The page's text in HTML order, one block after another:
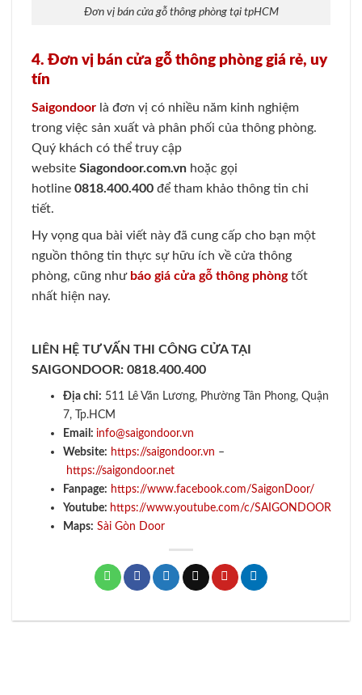
Đơn vị bán cửa gỗ thông phòng tại tpHCM
4. Đơn vị bán cửa gỗ thông phòng giá rẻ, uy
tín
Saigondoor là đơn vị có nhiều năm kinh nghiệm
trong việc sản xuất và phân phối của thông phòng.
Quý khách có thể truy cập
website Siagondoor.com.vn hoặc gọi
hotline 0818.400.400 để tham khảo thông tin chi
tiết.
Hy vọng qua bài viết này đã cung cấp cho bạn một
nguồn thông tin thực sự hữu ích về cửa thông
phòng, cũng như báo giá cửa gỗ thông phòngtốt
nhất hiện nay.
LIÊN HỆ TƯ VẤN THI CÔNG CỬA TẠI
SAIGONDOOR: 0818.400.400
Địa chỉ: 511 Lê Văn Lương, Phường Tân Phong, Quận
7, Tp.HCM
Email: info@saigondoor.vn
Website: https://saigondoor.vn –
https://saigondoor.net
Fanpage: https://www.facebook.com/SaigonDoor/
Youtube: https://www.youtube.com/c/SAIGONDOOR
Maps: Sài Gòn Door